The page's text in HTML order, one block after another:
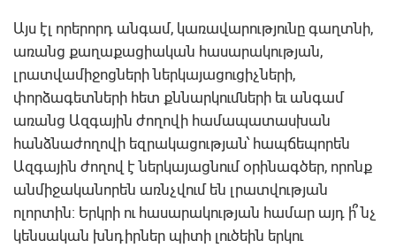
Այս էլ որերորդ անգամ, կառավարությունը գաղտնի,
առանց քաղաքացիական հասարակության,
լրատվամիջոցների ներկայացուցիչների,
փորձագետների հետ քննարկումների եւ անգամ
առանց Ազգային ժողովի համապատասխան
հանձնաժողովի եզրակացության՝ հապճեպորեն
Ազգային ժողով է ներկայացնում օրինագծեր, որոնք
անմիջականորեն առնչվում են լրատվության
ոլորտին: Երկրի ու հասարակության համար այդ ի՞նչ
կենսական խնդիրներ պիտի լուծեին երկու